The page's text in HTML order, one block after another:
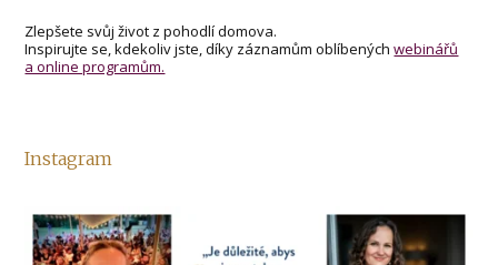
Zlepšete svůj život z pohodlí domova.
Inspirujte se, kdekoliv jste, díky záznamům oblíbenýchwebinářů
a online programům.
Instagram